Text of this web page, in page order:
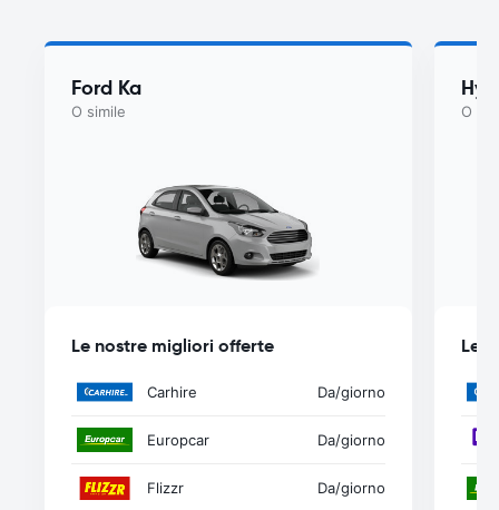
Ford Ka
O simile
Le nostre migliori offerte
Carhire Da/giorno
Europcar Da/giorno
Flizzr Da/giorno
O
Le